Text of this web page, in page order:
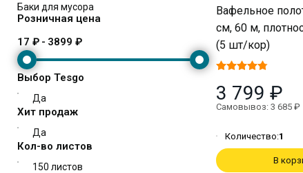
Баки для мусора
Розничная цена
17 ₽ - 3899 ₽
Выбор Tesgo
Да
Хит продаж
Да
Кол-во листов
150 листов
Вафельное
см, 60 м,
(5 шт/кор)
3 799 ₽
Самовывоз: 3 685 ₽
Количество:1
В